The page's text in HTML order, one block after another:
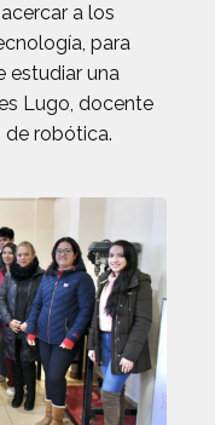
a los
para
estudiar una
Lugo, docente
robótica.